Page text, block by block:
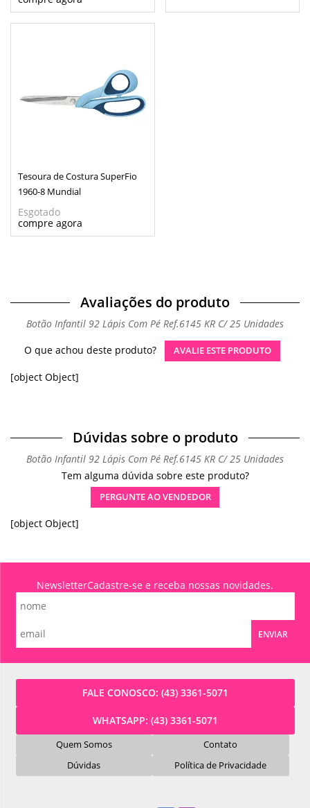
Tesoura de Costura SuperFio
1960-8 Mundial
Esgotado
Avaliações do produto
Botão Infantil 92 Lápis Com Pé Ref.6145 KR C/ 25 Unidades
O que achou deste produto?
AVALIE ESTE PRODUTO
[object Object]
Dúvidas sobre o produto
Botão Infantil 92 Lápis Com Pé Ref.6145 KR C/ 25 Unidades
Tem alguma dúvida sobre este produto?
PERGUNTE AO VENDEDOR
[object Object]
NewsletterCadastre-se e receba nossas novidades.
ENVIAR
FALE CONOSCO: (43) 3361-5071
WHATSAPP: (43) 3361-5071
Quem Somos
Contato
Dúvidas
Política de Privacidade